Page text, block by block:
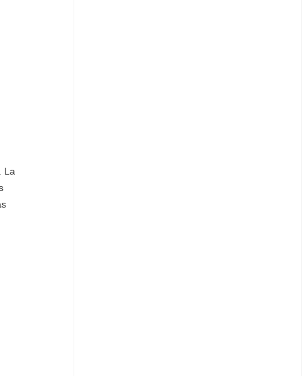
La